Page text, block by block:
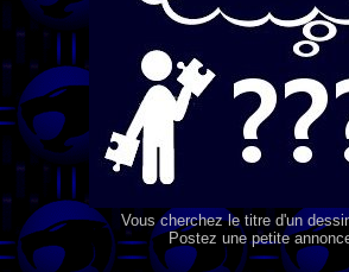
Vous cherchez le titre d'un
Postez une petite